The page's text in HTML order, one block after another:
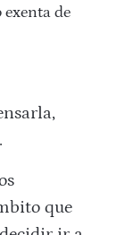
de
que